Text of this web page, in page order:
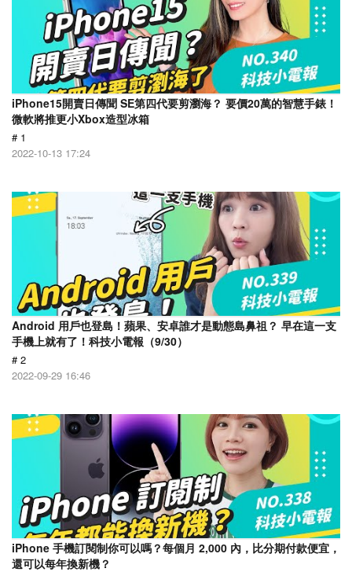
iPhone15開賣日傳聞 SE第四代要剪瀏海？ 要價20萬的智慧手錶！
微軟將推更小Xbox造型冰箱
# 1
2022-10-13 17:24
Android 用戶也登島！蘋果、安卓誰才是動態島鼻祖？ 早在這一支
手機上就有了！科技小電報（9/30）
# 2
2022-09-29 16:46
iPhone 手機訂閱制你可以嗎？每個月 2,000 內，比分期付款便宜，
還可以每年換新機？